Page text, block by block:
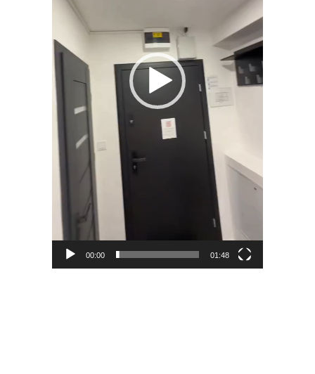
00:00 01:48